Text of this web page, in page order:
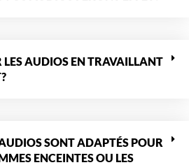
LES AUDIOS EN TRAVAILLANT
SONT ADAPTÉS POUR
ENCEINTES OU LES